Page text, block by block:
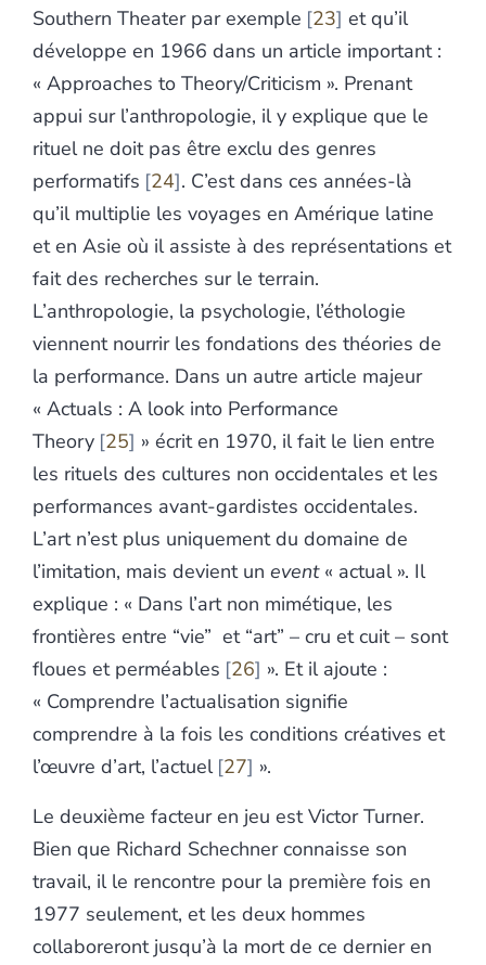
Southern Theater par exemple 23 et qu’il
développe en 1966 dans un article important :
« Approaches to Theory/Criticism ». Prenant
appui sur l’anthropologie, il y explique que le
rituel ne doit pas être exclu des genres
performatifs 24 . C’est dans ces années-là
qu’il multiplie les voyages en Amérique latine
et en Asie où il assiste à des représentations et
fait des recherches sur le terrain.
L’anthropologie, la psychologie, l’éthologie
viennent nourrir les fondations des théories de
la performance. Dans un autre article majeur
« Actuals : A look into Performance
Theory 25 » écrit en 1970, il fait le lien entre
les rituels des cultures non occidentales et les
performances avant-gardistes occidentales.
L’art n’est plus uniquement du domaine de
l’imitation, mais devient un event« actual ». Il
explique : « Dans l’art non mimétique, les
frontières entre “vie” et “art” – cru et cuit – sont
floues et perméables 26 ». Et il ajoute :
« Comprendre l’actualisation signifie
comprendre à la fois les conditions créatives et
l’œuvre d’art, l’actuel 27 ».
Le deuxième facteur en jeu est Victor Turner.
Bien que Richard Schechner connaisse son
travail, il le rencontre pour la première fois en
1977 seulement, et les deux hommes
collaboreront jusqu’à la mort de ce dernier en